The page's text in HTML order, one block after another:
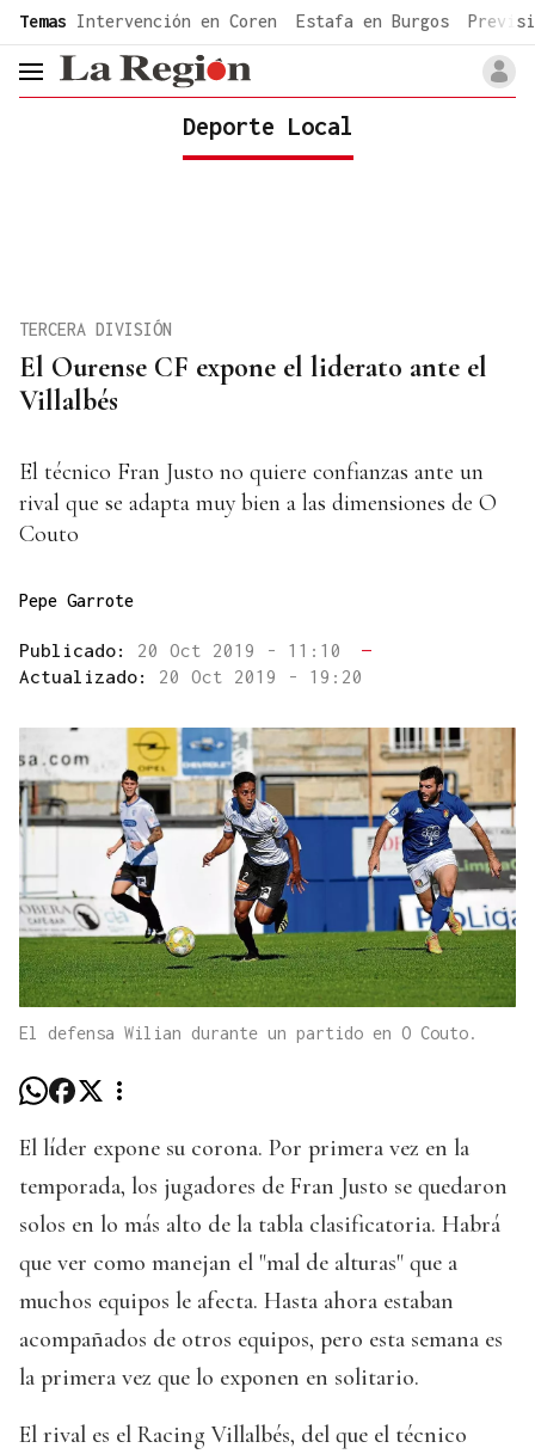
common.go-to-content
Temas Intervención en Coren Estafa en Burgos
header.menu.open
Deporte Local
El Ourense CF expone el liderato ante el
Villalbés
TERCERA DIVISIÓN
El técnico Fran Justo no quiere confianzas ante un
rival que se adapta muy bien a las dimensiones de O
Couto
Pepe Garrote
Publicado: 20 Oct 2019 - 11:10
—
Actualizado: 20 Oct 2019 - 19:20
El defensa Wilian durante un partido en O Couto.
El líder expone su corona. Por primera vez en la
temporada, los jugadores de Fran Justo se quedaron
solos en lo más alto de la tabla clasificatoria. Habrá
que ver como manejan el "mal de alturas" que a
muchos equipos le afecta. Hasta ahora estaban
acompañados de otros equipos, pero esta semana es
la primera vez que lo exponen en solitario.
El rival es el Racing Villalbés, del que el técnico